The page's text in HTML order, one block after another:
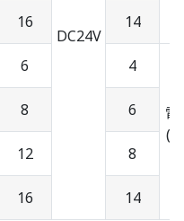
DC24V
16
14
6 4
電
8
6
12
8
16 14